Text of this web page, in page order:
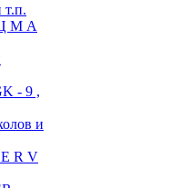
т.п.
М А
- 9 ,
и
R V